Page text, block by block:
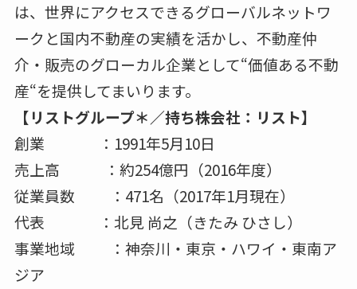
は、世界にアクセスできるグローバルネットワ
ークと国内不動産の実績を活かし、不動産仲
介・販売のグローカル企業として“価値ある不動
産“を提供してまいります。
【リストグループ＊／持ち株会社：リスト】
創業 ：1991年5月10日
売上高 ：約254億円（2016年度）
従業員数 ：471名（2017年1月現在）
代表 ：北見 尚之（きたみ ひさし）
事業地域 ：神奈川・東京・ハワイ・東南ア
ジア